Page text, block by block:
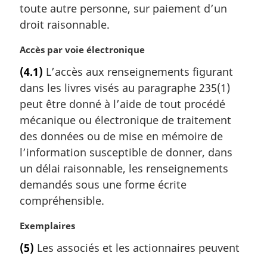
toute autre personne, sur paiement d’un
droit raisonnable.
N
t
e
m
a
g
i
n
a
e
:
Accès par voie électronique
(4.1) L’accès aux renseignements figurant
dans les livres visés au paragraphe 235(1)
peut être donné à l’aide de tout procédé
mécanique ou électronique de traitement
des données ou de mise en mémoire de
l’information susceptible de donner, dans
un délai raisonnable, les renseignements
demandés sous une forme écrite
compréhensible.
N
t
Exemplaires
(5) Les associés et les actionnaires peuvent